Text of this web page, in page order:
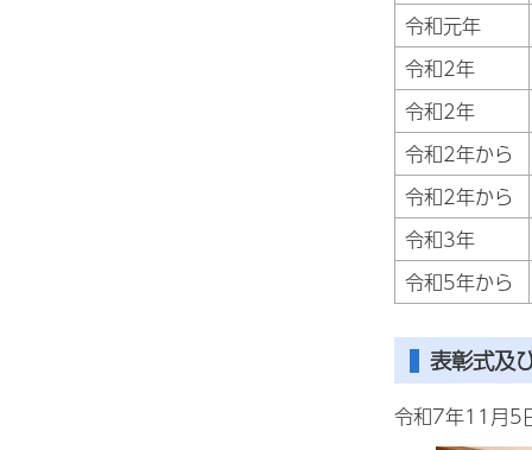
令和元年
令和2年
令和2年
令和2年から
令和2年から
令和3年
令和5年から
表彰式及
令和7年11月5